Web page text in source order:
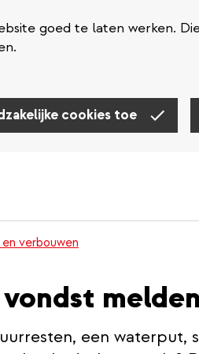
goed te laten werken.
cookies toe
verbouwen
melden
een waterput,